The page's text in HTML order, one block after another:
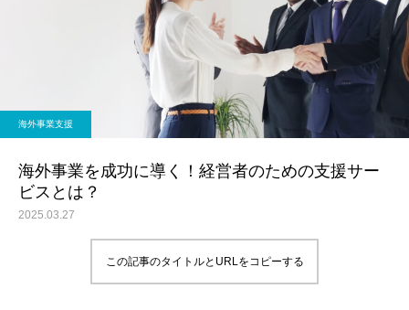
海外事業支援
海外事業を成功に導く！経営者のための支援サー
ビスとは？
2025.03.27
この記事のタイトルとURLをコピーする